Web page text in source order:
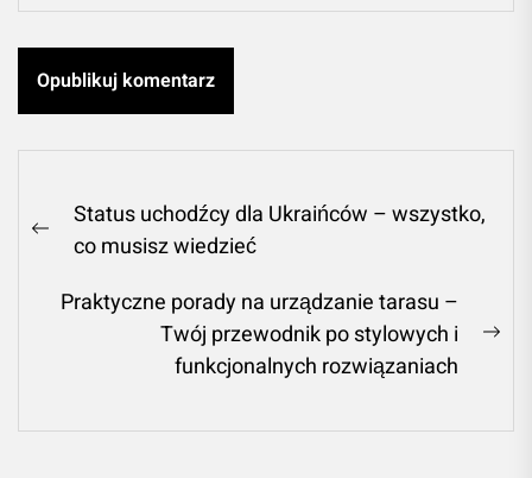
Nawigacja
wpisu
Previous
Status uchodźcy dla Ukraińców – wszystko,
co musisz wiedzieć
Praktyczne porady na urządzanie tarasu –
Twój przewodnik po stylowych i
funkcjonalnych rozwiązaniach